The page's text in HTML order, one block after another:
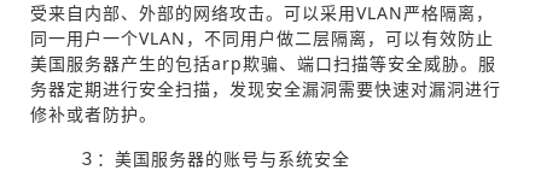
受来自内部、外部的网络攻击。可以采用VLAN严格隔离，
同一用户一个VLAN，不同用户做二层隔离，可以有效防止
美国服务器产生的包括arp欺骗、端口扫描等安全威胁。服
务器定期进行安全扫描，发现安全漏洞需要快速对漏洞进行
修补或者防护。
３：美国服务器的账号与系统安全